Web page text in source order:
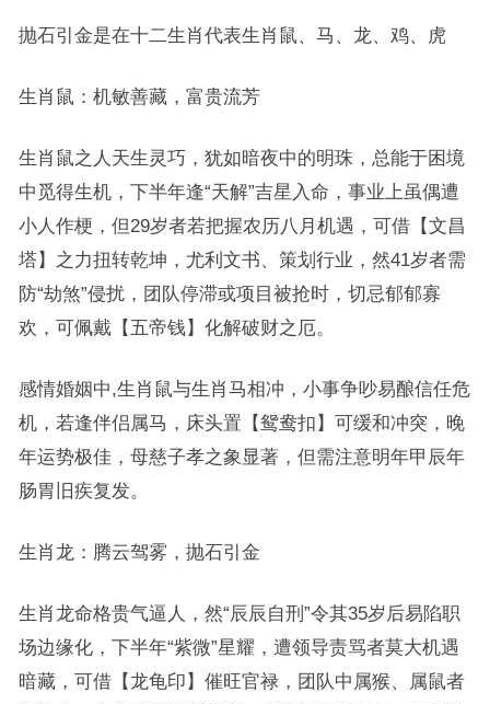
抛石引金是在十二生肖代表生肖鼠、马、龙、鸡、虎
生肖鼠：机敏善藏，富贵流芳
生肖鼠之人天生灵巧，犹如暗夜中的明珠，总能于困境
中觅得生机，下半年逢“天解”吉星入命，事业上虽偶遭
小人作梗，但29岁者若把握农历八月机遇，可借【文昌
塔】之力扭转乾坤，尤利文书、策划行业，然41岁者需
防“劫煞”侵扰，团队停滞或项目被抢时，切忌郁郁寡
欢，可佩戴【五帝钱】化解破财之厄。
感情婚姻中,生肖鼠与生肖马相冲，小事争吵易酿信任危
机，若逢伴侣属马，床头置【鸳鸯扣】可缓和冲突，晚
年运势极佳，母慈子孝之象显著，但需注意明年甲辰年
肠胃旧疾复发。
生肖龙：腾云驾雾，抛石引金
生肖龙命格贵气逼人，然“辰辰自刑”令其35岁后易陷职
场边缘化，下半年“紫微”星耀，遭领导责骂者莫大机遇
暗藏，可借【龙龟印】催旺官禄，团队中属猴、属鼠者